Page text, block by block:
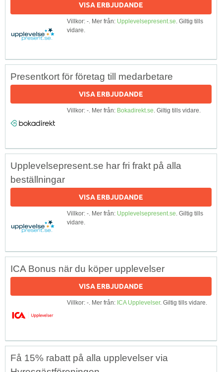
VISA ERBJUDANDE
Villkor: -. Mer från: Upplevelsepresent.se. Giltig tills
vidare.
Presentkort för företag till medarbetare
VISA ERBJUDANDE
Villkor: -. Mer från: Bokadirekt.se. Giltig tills vidare.
Upplevelsepresent.se har fri frakt på alla
beställningar
VISA ERBJUDANDE
Villkor: -. Mer från: Upplevelsepresent.se. Giltig tills
vidare.
ICA Bonus när du köper upplevelser
VISA ERBJUDANDE
Villkor: -. Mer från: ICA Upplevelser. Giltig tills vidare.
Få 15% rabatt på alla upplevelser via